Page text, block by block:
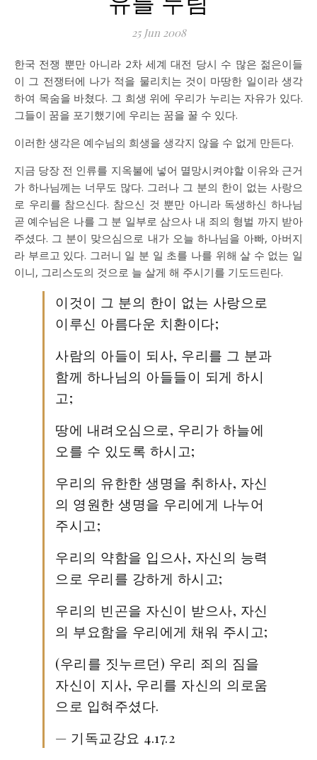
25 Jun 2008
한국 전쟁 뿐만 아니라 2차 세계 대전 당시 수 많은 젊은이들
이 그 전쟁터에 나가 적을 물리치는 것이 마땅한 일이라 생각
하여 목숨을 바쳤다. 그 희생 위에 우리가 누리는 자유가 있다.
그들이 꿈을 포기했기에 우리는 꿈을 꿀 수 있다.
이러한 생각은 예수님의 희생을 생각지 않을 수 없게 만든다.
지금 당장 전 인류를 지옥불에 넣어 멸망시켜야할 이유와 근거
가 하나님께는 너무도 많다. 그러나 그 분의 한이 없는 사랑으
로 우리를 참으신다. 참으신 것 뿐만 아니라 독생하신 하나님
곧 예수님은 나를 그 분 일부로 삼으사 내 죄의 형벌 까지 받아
주셨다. 그 분이 맞으심으로 내가 오늘 하나님을 아빠, 아버지
라 부르고 있다. 그러니 일 분 일 초를 나를 위해 살 수 없는 일
이니, 그리스도의 것으로 늘 살게 해 주시기를 기도드린다.
이것이 그 분의 한이 없는 사랑으로
이루신 아름다운 치환이다;
사람의 아들이 되사, 우리를 그 분과
함께 하나님의 아들들이 되게 하시
고;
땅에 내려오심으로, 우리가 하늘에
오를 수 있도록 하시고;
우리의 유한한 생명을 취하사, 자신
의 영원한 생명을 우리에게 나누어
주시고;
우리의 약함을 입으사, 자신의 능력
으로 우리를 강하게 하시고;
우리의 빈곤을 자신이 받으사, 자신
의 부요함을 우리에게 채워 주시고;
(우리를 짓누르던) 우리 죄의 짐을
자신이 지사, 우리를 자신의 의로움
으로 입혀주셨다.
— 기독교강요 4.17.2